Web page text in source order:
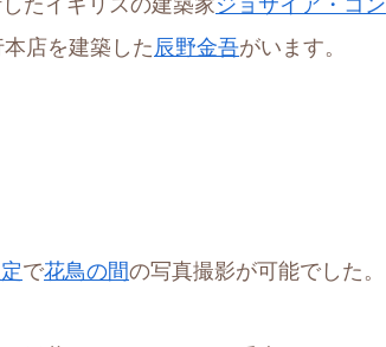
たイギリスの建築家ジョサイア・コン
店を建築した辰野金吾がいます。
で花鳥の間の写真撮影が可能でした。